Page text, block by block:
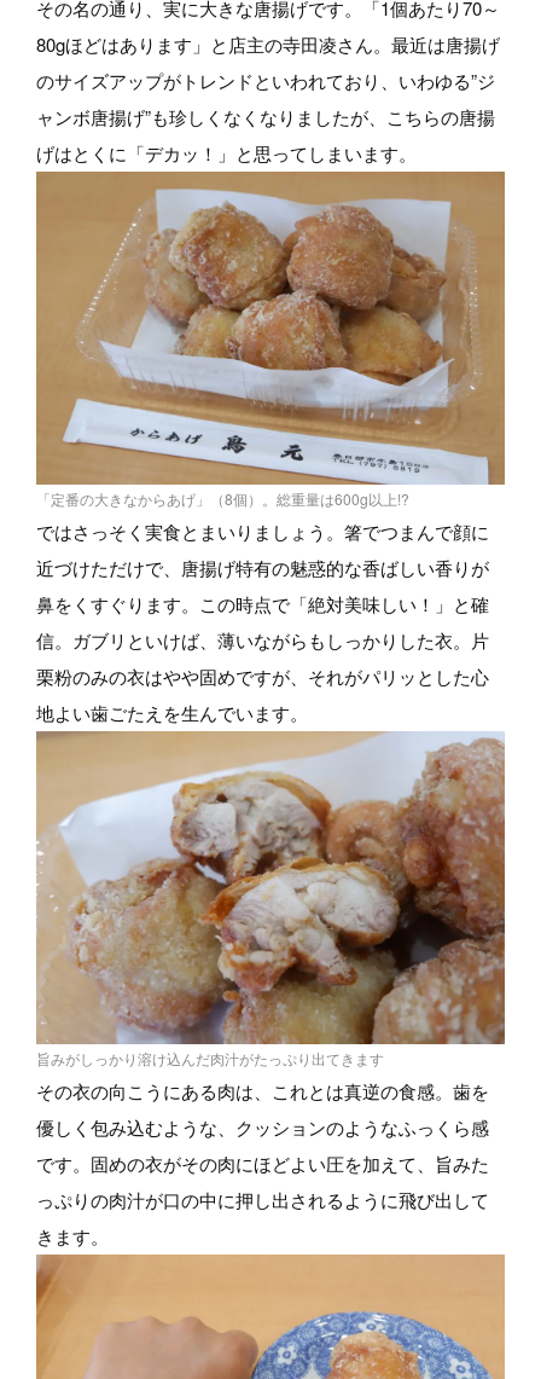
その名の通り、実に大きな唐揚げです。「1個あたり70～
80gほどはあります」と店主の寺田凌さん。最近は唐揚げ
のサイズアップがトレンドといわれており、いわゆる”ジ
ャンボ唐揚げ”も珍しくなくなりましたが、こちらの唐揚
げはとくに「デカッ！」と思ってしまいます。
「定番の大きなからあげ」（8個）。総重量は600g以上!?
ではさっそく実食とまいりましょう。箸でつまんで顔に
近づけただけで、唐揚げ特有の魅惑的な香ばしい香りが
鼻をくすぐります。この時点で「絶対美味しい！」と確
信。ガブリといけば、薄いながらもしっかりした衣。片
栗粉のみの衣はやや固めですが、それがパリッとした心
地よい歯ごたえを生んでいます。
旨みがしっかり溶け込んだ肉汁がたっぷり出てきます
その衣の向こうにある肉は、これとは真逆の食感。歯を
優しく包み込むような、クッションのようなふっくら感
です。固めの衣がその肉にほどよい圧を加えて、旨みた
っぷりの肉汁が口の中に押し出されるように飛び出して
きます。